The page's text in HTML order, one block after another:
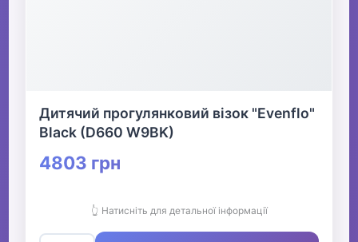
Дитячий прогулянковий візок "Evenflo"
Black (D660 W9BK)
4803 грн
👆 Натисніть для детальної інформації